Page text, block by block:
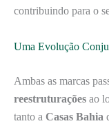
contribuindo para o
Uma Evolução
Ambas as marcas
reestruturações ao
tanto a Casas Bahia